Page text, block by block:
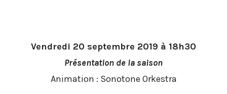
Vendredi 20 septembre 2019 à 18h30
Présentation de la saison
Animation : Sonotone Orkestra